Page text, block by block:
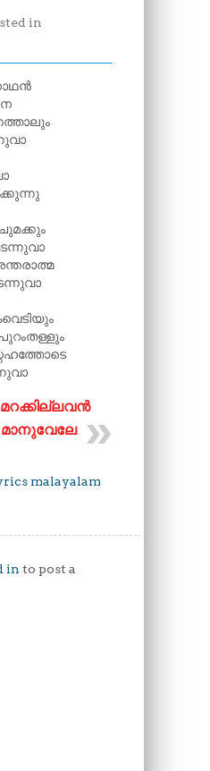
in
മാനുവേലേ
malayalam
in to post a